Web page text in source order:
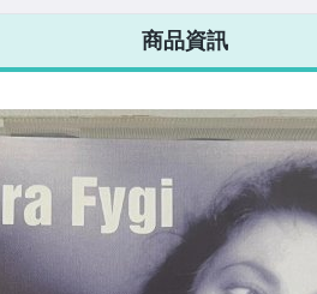
7-ELEVEN 運費只要38元
不限金額、筆數，筆筆優惠無限次！
商品資訊